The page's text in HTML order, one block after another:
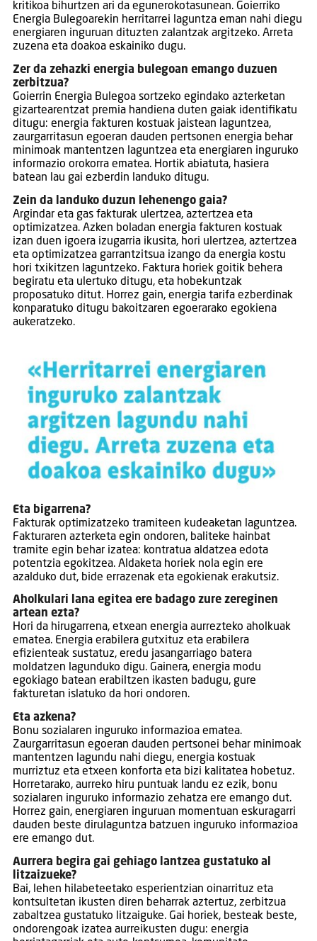
kritikoa bihurtzen ari da egunerokotasunean. Goierriko
Energia Bulegoarekin herritarrei laguntza eman nahi diegu
energiaren inguruan dituzten zalantzak argitzeko. Arreta
zuzena eta doakoa eskainiko dugu.
Zer da zehazki energia bulegoan emango duzuen
zerbitzua?
Goierrin Energia Bulegoa sortzeko egindako azterketan
gizartearentzat premia handiena duten gaiak identifikatu
ditugu: energia fakturen kostuak jaistean laguntzea,
zaurgarritasun egoeran dauden pertsonen energia behar
minimoak mantentzen laguntzea eta energiaren inguruko
informazio orokorra ematea. Hortik abiatuta, hasiera
batean lau gai ezberdin landuko ditugu.
Zein da landuko duzun lehenengo gaia?
Argindar eta gas fakturak ulertzea, aztertzea eta
optimizatzea. Azken boladan energia fakturen kostuak
izan duen igoera izugarria ikusita, hori ulertzea, aztertzea
eta optimizatzea garrantzitsua izango da energia kostu
hori txikitzen laguntzeko. Faktura horiek goitik behera
begiratu eta ulertuko ditugu, eta hobekuntzak
proposatuko ditut. Horrez gain, energia tarifa ezberdinak
konparatuko ditugu bakoitzaren egoerarako egokiena
aukeratzeko.
Eta bigarrena?
Fakturak optimizatzeko tramiteen kudeaketan laguntzea.
Fakturaren azterketa egin ondoren, baliteke hainbat
tramite egin behar izatea: kontratua aldatzea edota
potentzia egokitzea. Aldaketa horiek nola egin ere
azalduko dut, bide errazenak eta egokienak erakutsiz.
Aholkulari lana egitea ere badago zure zereginen
artean ezta?
Hori da hirugarrena, etxean energia aurrezteko aholkuak
ematea. Energia erabilera gutxituz eta erabilera
efizienteak sustatuz, eredu jasangarriago batera
moldatzen lagunduko digu. Gainera, energia modu
egokiago batean erabiltzen ikasten badugu, gure
fakturetan islatuko da hori ondoren.
Eta azkena?
Bonu sozialaren inguruko informazioa ematea.
Zaurgarritasun egoeran dauden pertsonei behar minimoak
mantentzen lagundu nahi diegu, energia kostuak
murriztuz eta etxeen konforta eta bizi kalitatea hobetuz.
Horretarako, aurreko hiru puntuak landu ez ezik, bonu
sozialaren inguruko informazio zehatza ere emango dut.
Horrez gain, energiaren inguruan momentuan eskuragarri
dauden beste dirulaguntza batzuen inguruko informazioa
ere emango dut.
Aurrera begira gai gehiago lantzea gustatuko al
litzaizueke?
Bai, lehen hilabeteetako esperientzian oinarrituz eta
kontsultetan ikusten diren beharrak aztertuz, zerbitzua
zabaltzea gustatuko litzaiguke. Gai horiek, besteak beste,
ondorengoak izatea aurreikusten dugu: energia